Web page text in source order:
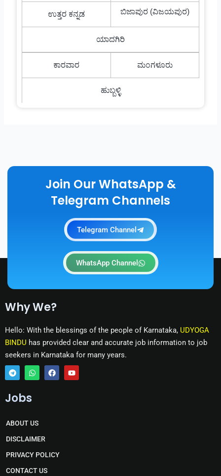
ಉತ್ತರ ಕನ್ನಡ ಬಿಜಾಪುರ (ವಿಜಯಪುರ)
ಯಾದಗಿರಿ
ಕಾರವಾರ ಮಂಗಳೂರು
ಹುಬ್ಬಳ್ಳಿ
Join Our WhatsApp &
Telegram Channels
Telegram Channel
WhatsApp Channel
Why We?
Hello: With the blessings of the people of Karnataka, UDYOGA
BINDU has provided clear and accurate job information to job
seekers in Karnataka for many years.
T
l
r
a
m
W
a
a
p
p
F Y
Jobs
ABOUT US
DISCLAIMER
PRIVACY POLICY
CONTACT US